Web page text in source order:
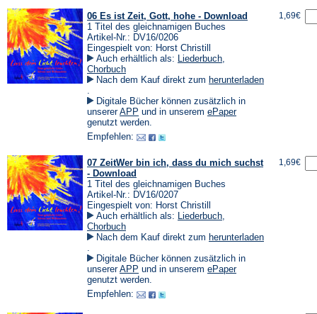
06 Es ist Zeit, Gott, hohe - Download
1 Titel des gleichnamigen Buches
Artikel-Nr.: DV16/0206
Eingespielt von: Horst Christill
Auch erhältlich als: Liederbuch,
Chorbuch
Nach dem Kauf direkt zum herunterladen
in
einem
neuen
Tab)
.
Digitale Bücher können zusätzlich in
unsererAPP (Öffnet
in
neuen
und in unserem ePaper(Öffnet
genutzt werden.
Empfehlen:
1,69€
07 ZeitWer bin ich, dass du mich suchst
- Download
1 Titel des gleichnamigen Buches
Artikel-Nr.: DV16/0207
Eingespielt von: Horst Christill
Auch erhältlich als: Liederbuch,
Chorbuch
Nach dem Kauf direkt zum herunterladen
in
einem
neuen
Tab)
.
Digitale Bücher können zusätzlich in
unsererAPP (Öffnet
in
neuen
und in unserem ePaper(Öffnet
genutzt werden.
Empfehlen:
1,69€